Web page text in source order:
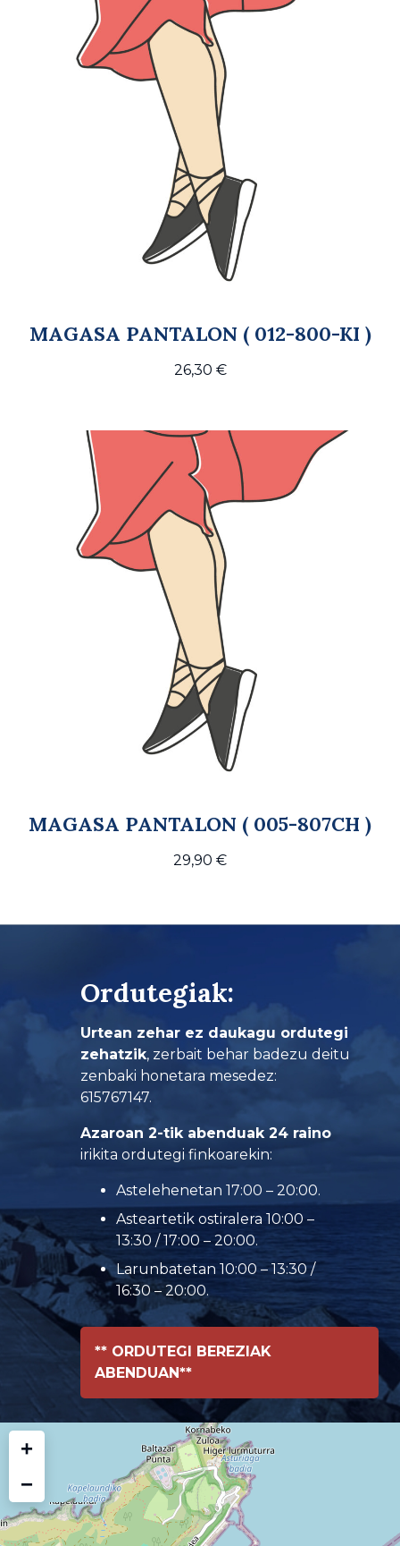
MAGASA PANTALON ( 012-800-KI )
26,30 €
MAGASA PANTALON ( 005-807CH )
29,90 €
Ordutegiak:
Urtean zehar ez daukagu ordutegi
zehatzik, zerbait behar badezu deitu
zenbaki honetara mesedez:
615767147.
Azaroan 2-tik abenduak 24 raino
irikita ordutegi finkoarekin:
Astelehenetan 17:00 – 20:00.
Asteartetik ostiralera 10:00 –
13:30 / 17:00 – 20:00.
Larunbatetan 10:00 – 13:30 /
16:30 – 20:00.
** ORDUTEGI BEREZIAK
ABENDUAN**
+
−